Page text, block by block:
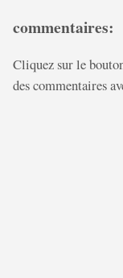
commentaires:
Cliquez sur le
des commentaires